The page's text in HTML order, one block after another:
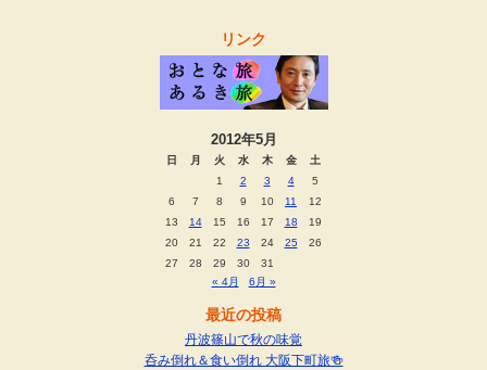
リンク
2012年5月
日 月 火 水 木 金
土
1
2 3 4
5
6
7 8 9 10 11
12
13
14 15 16 17 18
19
20
21 22 23 24 25
26
27
28 29 30
31
« 4月
6月 »
最近の投稿
丹波篠山で秋の味覚
呑み倒れ＆食い倒れ 大阪下町旅🍻